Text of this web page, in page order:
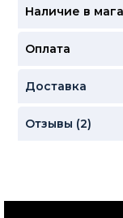
Наличие в
Оплата
Доставка
Отзывы (2)